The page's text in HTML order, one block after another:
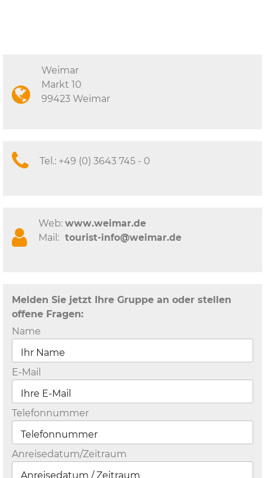
Weimar
Markt 10
99423 Weimar
Tel.: +49 (0) 3643 745 - 0
Web: www.weimar.de
Mail: tourist-info@weimar.de
Melden Sie jetzt Ihre Gruppe an oder stellen
offene Fragen:
Name
E-Mail
Telefonnummer
Anreisedatum/Zeitraum